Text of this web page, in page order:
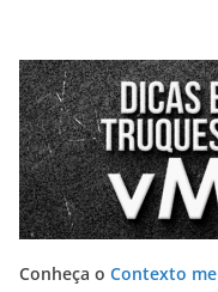
Conheça o Contexto me